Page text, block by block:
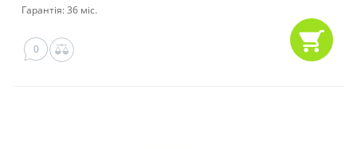
Гарантія: 36 міс.
0